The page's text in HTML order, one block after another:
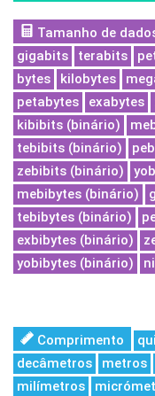
Tamanho de
gigabits
terabits
bytes
kilobytes
petabytes
exabytes
kibibits (binário)
tebibits (binário)
zebibits (binário)
mebibytes (binário)
tebibytes (binário)
exbibytes (binário)
yobibytes (binário)
Comprimento
decâmetros
metros
milímetros